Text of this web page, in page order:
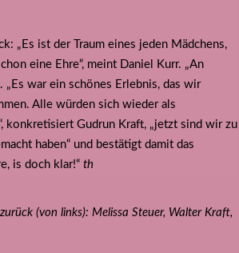
„Es ist der Traum eines jeden Mädchens,
eine Ehre“, meint Daniel Kurr. „An
„Es war ein schönes Erlebnis, das wir
Alle würden sich wieder als
konkretisiert Gudrun Kraft, „jetzt sind wir zu
haben“ und bestätigt damit das
is doch klar!“ th
(von links): Melissa Steuer, Walter Kraft,